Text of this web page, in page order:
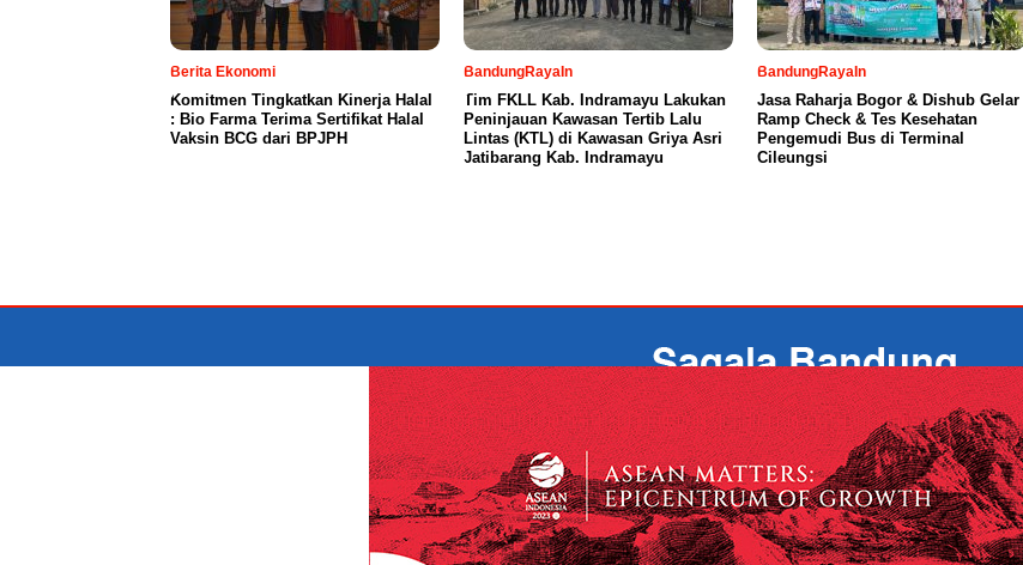
Berita Ekonomi
Komitmen Tingkatkan Kinerja Halal
: Bio Farma Terima Sertifikat Halal
Vaksin BCG dari BPJPH
BandungRayaIn
Tim FKLL Kab. Indramayu Lakukan
Peninjauan Kawasan Tertib Lalu
Lintas (KTL) di Kawasan Griya Asri
Jatibarang Kab. Indramayu
BandungRayaIn
Jasa Raharja Bogor & Dishub Gelar
Ramp Check & Tes Kesehatan
Pengemudi Bus di Terminal
Cileungsi
DISCLAIMER INFO IKLAN KETENTUAN PRIVASI PEDOMAN MEDIA SIBER
COPYRIGHT © 2026 SAGALA BANDUNG - ALL RIGHTS RESERVED